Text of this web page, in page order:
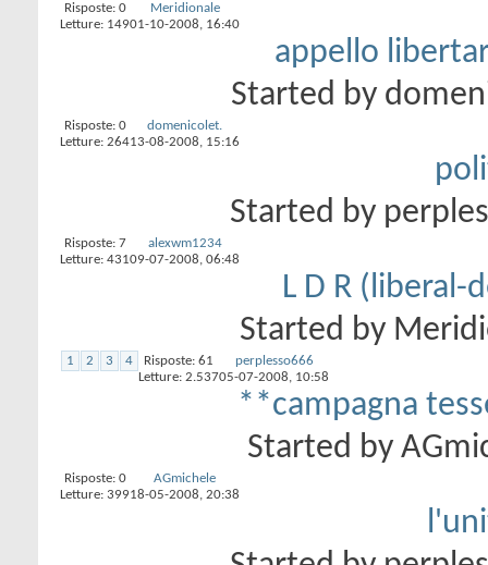
Risposte: 0
Letture: 149
Meridionale
01-10-2008, 16:40
appello
Started by
Risposte: 0
Letture: 264
domenicolet.
13-08-2008, 15:16
Started by
Risposte: 7
Letture: 431
alexwm1234
09-07-2008, 06:48
L D R
Started by
1 2 3 4 Risposte: 61
Letture: 2.537
perplesso666
05-07-2008, 10:58
**campagna
Started by
Risposte: 0
Letture: 399
AGmichele
18-05-2008, 20:38